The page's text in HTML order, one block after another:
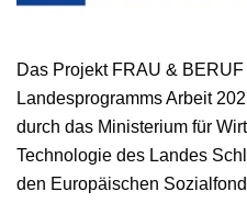
Das Projekt FRAU & BERUF
Landesprogramms Arbeit
durch das Ministerium für
Technologie des Landes
den Europäischen